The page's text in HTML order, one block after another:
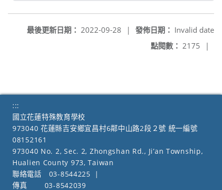
發佈日期： Invalid date
最後更新日期： 2022-09-28
|
點閱數： 2175 |
:::
國立花蓮特殊教育學校
973040 花蓮縣吉安鄉宜昌村6鄰中山路2段２號 統一編號
08152161
973040 No. 2, Sec. 2, Zhongshan Rd., Ji’an Township,
Hualien County 973, Taiwan
聯絡電話
03-8544225
|
傳真
03-8542039